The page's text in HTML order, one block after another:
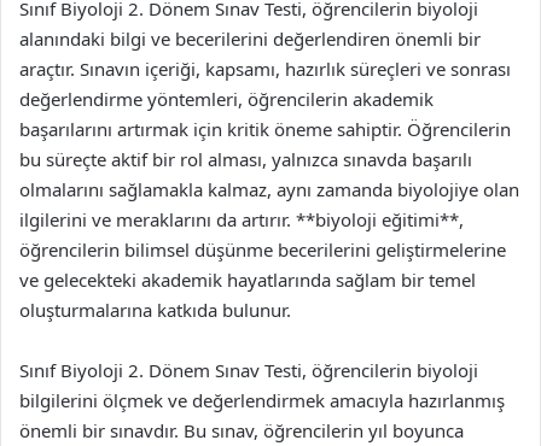
Sınıf Biyoloji 2. Dönem Sınav Testi, öğrencilerin biyoloji
alanındaki bilgi ve becerilerini değerlendiren önemli bir
araçtır. Sınavın içeriği, kapsamı, hazırlık süreçleri ve sonrası
değerlendirme yöntemleri, öğrencilerin akademik
başarılarını artırmak için kritik öneme sahiptir. Öğrencilerin
bu süreçte aktif bir rol alması, yalnızca sınavda başarılı
olmalarını sağlamakla kalmaz, aynı zamanda biyolojiye olan
ilgilerini ve meraklarını da artırır. **biyoloji eğitimi**,
öğrencilerin bilimsel düşünme becerilerini geliştirmelerine
ve gelecekteki akademik hayatlarında sağlam bir temel
oluşturmalarına katkıda bulunur.
Sınıf Biyoloji 2. Dönem Sınav Testi, öğrencilerin biyoloji
bilgilerini ölçmek ve değerlendirmek amacıyla hazırlanmış
önemli bir sınavdır. Bu sınav, öğrencilerin yıl boyunca